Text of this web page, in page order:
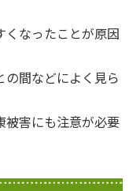
くなったことが原因
の間などによく見ら
被害にも注意が必要